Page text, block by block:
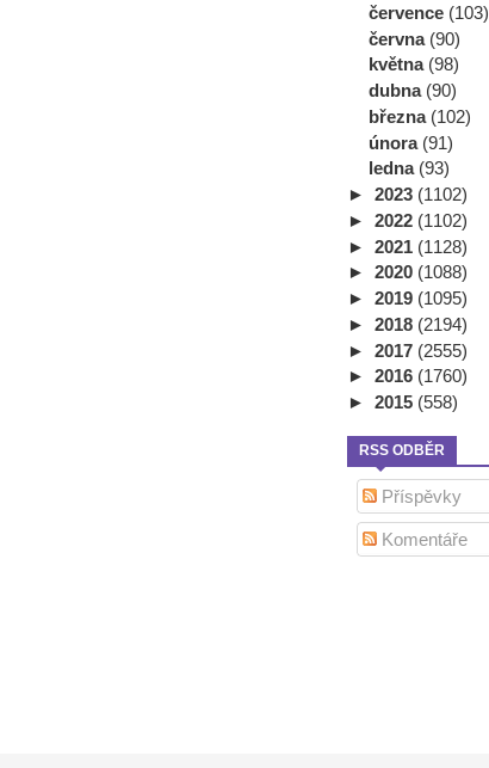
července (103)
června (90)
května (98)
dubna (90)
března (102)
února (91)
ledna (93)
► 2023 (1102)
► 2022 (1102)
► 2021 (1128)
► 2020 (1088)
► 2019 (1095)
► 2018 (2194)
► 2017 (2555)
► 2016 (1760)
► 2015 (558)
RSS ODBĚR
Příspěvky
Komentáře